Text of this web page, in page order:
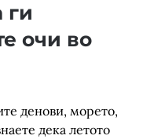
ги
очи во
денови, морето,
дека летото